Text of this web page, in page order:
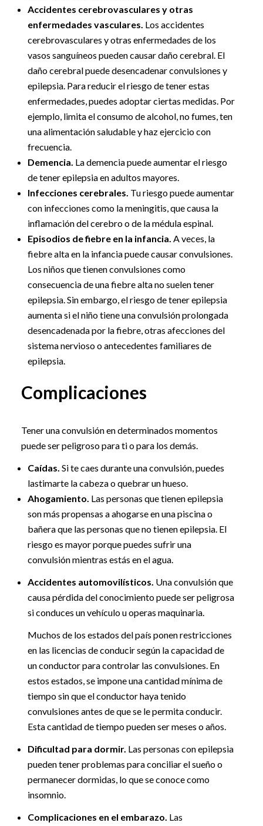
Accidentes cerebrovasculares y otras
enfermedades vasculares. Los accidentes
cerebrovasculares y otras enfermedades de los
vasos sanguíneos pueden causar daño cerebral. El
daño cerebral puede desencadenar convulsiones y
epilepsia. Para reducir el riesgo de tener estas
enfermedades, puedes adoptar ciertas medidas. Por
ejemplo, limita el consumo de alcohol, no fumes, ten
una alimentación saludable y haz ejercicio con
frecuencia.
Demencia. La demencia puede aumentar el riesgo
de tener epilepsia en adultos mayores.
Infecciones cerebrales. Tu riesgo puede aumentar
con infecciones como la meningitis, que causa la
inflamación del cerebro o de la médula espinal.
Episodios de fiebre en la infancia. A veces, la
fiebre alta en la infancia puede causar convulsiones.
Los niños que tienen convulsiones como
consecuencia de una fiebre alta no suelen tener
epilepsia. Sin embargo, el riesgo de tener epilepsia
aumenta si el niño tiene una convulsión prolongada
desencadenada por la fiebre, otras afecciones del
sistema nervioso o antecedentes familiares de
epilepsia.
Complicaciones
Tener una convulsión en determinados momentos
puede ser peligroso para ti o para los demás.
Caídas. Si te caes durante una convulsión, puedes
lastimarte la cabeza o quebrar un hueso.
Ahogamiento. Las personas que tienen epilepsia
son más propensas a ahogarse en una piscina o
bañera que las personas que no tienen epilepsia. El
riesgo es mayor porque puedes sufrir una
convulsión mientras estás en el agua.
Accidentes automovilísticos. Una convulsión que
causa pérdida del conocimiento puede ser peligrosa
si conduces un vehículo u operas maquinaria.
Muchos de los estados del país ponen restricciones
en las licencias de conducir según la capacidad de
un conductor para controlar las convulsiones. En
estos estados, se impone una cantidad mínima de
tiempo sin que el conductor haya tenido
convulsiones antes de que se le permita conducir.
Esta cantidad de tiempo pueden ser meses o años.
Dificultad para dormir. Las personas con epilepsia
pueden tener problemas para conciliar el sueño o
permanecer dormidas, lo que se conoce como
insomnio.
Complicaciones en el embarazo. Las